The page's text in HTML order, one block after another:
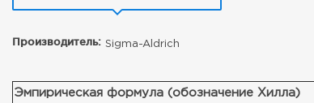
Производитель: Sigma-Aldrich
Эмпирическая формула (обозначение Хилла)